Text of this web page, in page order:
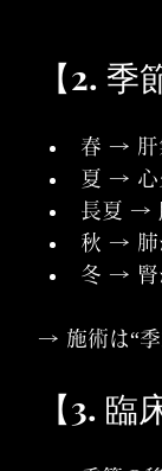
【2.
春 → 肝
夏 → 心
長夏 →
秋 → 肺
冬 → 腎
→ 施術は“季
【3.